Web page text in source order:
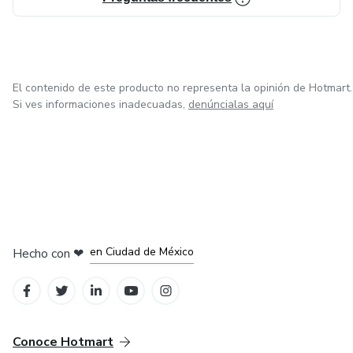
El contenido de este producto no representa la opinión de Hotmart.
Si ves informaciones inadecuadas, denúncialas aquí
Hecho con ❤ en Ciudad de México
Conoce Hotmart